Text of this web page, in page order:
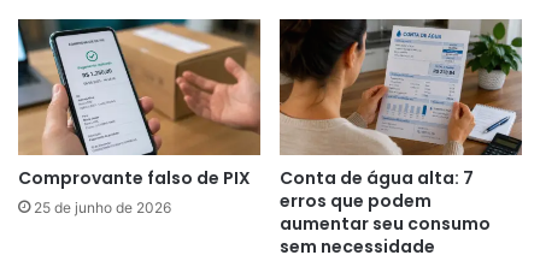
Comprovante falso de PIX
25 de junho de 2026
Conta de água alta: 7
erros que podem
aumentar seu consumo
sem necessidade